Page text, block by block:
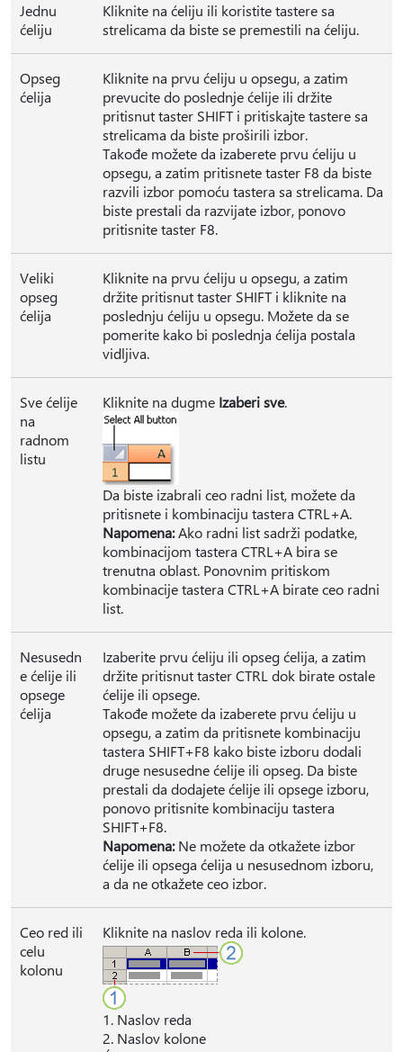
Jednu
ćeliju
Kliknite na ćeliju ili koristite tastere sa
strelicama da biste se premestili na ćeliju.
Opseg
ćelija
Kliknite na prvu ćeliju u opsegu, a zatim
prevucite do poslednje ćelije ili držite
pritisnut taster SHIFT i pritiskajte tastere sa
strelicama da biste proširili izbor.
Takođe možete da izaberete prvu ćeliju u
opsegu, a zatim pritisnete taster F8 da biste
razvili izbor pomoću tastera sa strelicama. Da
biste prestali da razvijate izbor, ponovo
pritisnite taster F8.
Veliki
opseg
ćelija
Kliknite na prvu ćeliju u opsegu, a zatim
držite pritisnut taster SHIFT i kliknite na
poslednju ćeliju u opsegu. Možete da se
pomerite kako bi poslednja ćelija postala
vidljiva.
Sve ćelije
na
radnom
listu
Kliknite na dugme Izaberi sve.
Da biste izabrali ceo radni list, možete da
pritisnete i kombinaciju tastera CTRL+A.
Napomena:Ako radni list sadrži podatke,
kombinacijom tastera CTRL+A bira se
trenutna oblast. Ponovnim pritiskom
kombinacije tastera CTRL+A birate ceo radni
list.
Nesusedn
e ćelije ili
opsege
ćelija
Izaberite prvu ćeliju ili opseg ćelija, a zatim
držite pritisnut taster CTRL dok birate ostale
ćelije ili opsege.
Takođe možete da izaberete prvu ćeliju u
opsegu, a zatim da pritisnete kombinaciju
tastera SHIFT+F8 kako biste izboru dodali
druge nesusedne ćelije ili opseg. Da biste
prestali da dodajete ćelije ili opsege izboru,
ponovo pritisnite kombinaciju tastera
SHIFT+F8.
Napomena:Ne možete da otkažete izbor
ćelije ili opsega ćelija u nesusednom izboru,
a da ne otkažete ceo izbor.
Ceo red ili
celu
kolonu
Kliknite na naslov reda ili kolone.
1. Naslov reda
2. Naslov kolone